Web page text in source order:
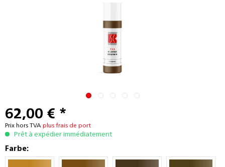
62,00 € *
Prix hors TVA plus frais de port
Prêt à expédier immédiatement
Farbe: